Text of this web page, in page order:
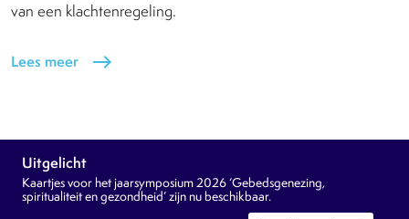
van een klachtenregeling.
Lees meer east
Uitgelicht
Kaartjes voor het jaarsymposium 2026 ‘Gebedsgenezing,
spiritualiteit en gezondheid’ zijn nu beschikbaar.